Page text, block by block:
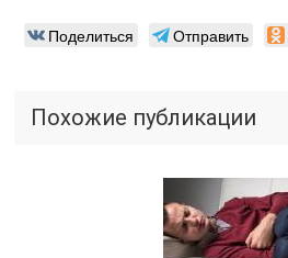
Поделиться Отправить
Похожие публикации